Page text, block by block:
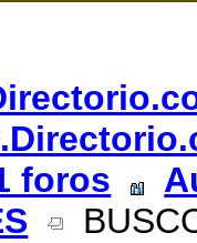
foros